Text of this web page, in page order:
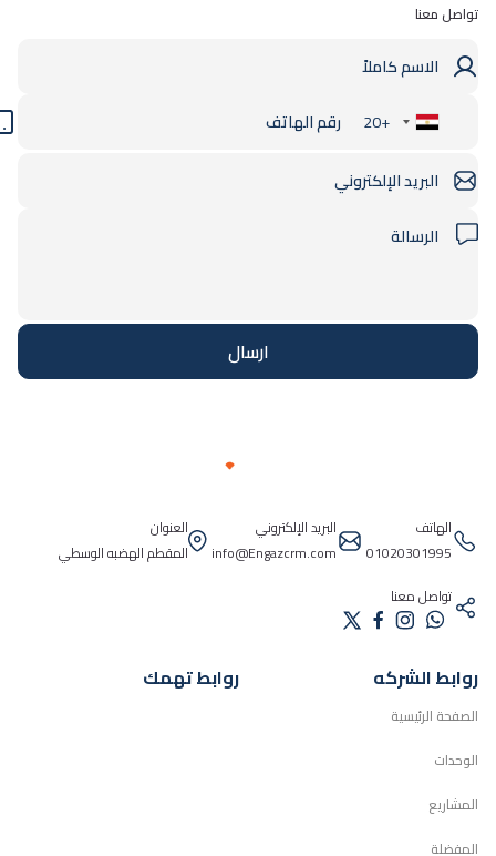
الهاتف
01020301995
البريد الإلكتروني
info@Engazcrm.com
العنوان
المقطم الهضبه الوسطي
تواصل معنا
روابط الشركه
الصفحة الرئيسية
الوحدات
المشاريع
المفضلة
روابط تهمك
تواصل معنا
Egypt
+20
ارسال